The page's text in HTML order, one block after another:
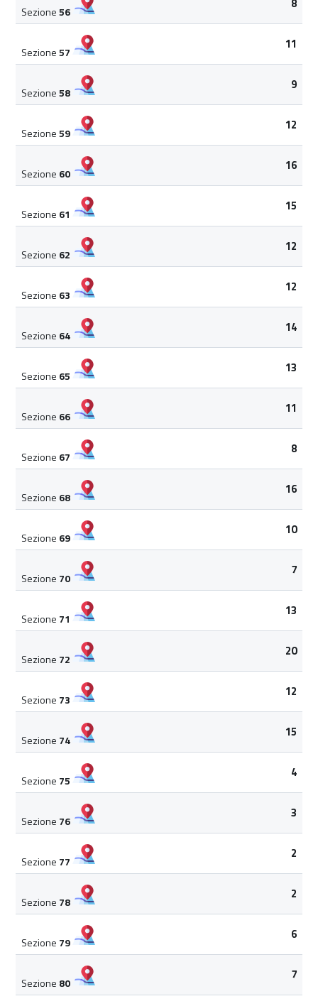
Sezione56
Sezione57
11
Sezione58
9
Sezione59
12
Sezione 60
16
Sezione 61
15
Sezione 62
12
Sezione 63
12
Sezione 64
14
Sezione 65
13
Sezione 66
11
Sezione 67
8
Sezione 68
16
Sezione 69
10
Sezione 70
7
Sezione 71
13
Sezione 72
20
Sezione 73
12
Sezione 74
15
Sezione 75
4
Sezione 76
3
Sezione 77
2
Sezione 78
2
Sezione 79
6
Sezione 80
7